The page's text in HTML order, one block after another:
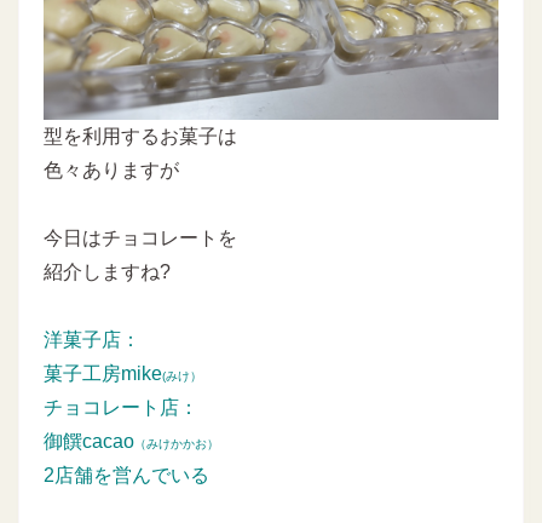
型を利用するお菓子は
色々ありますが
今日はチョコレートを
紹介しますね?
洋菓子店：
菓子工房mike(みけ）
チョコレート店：
御饌cacao （みけかかお）
2店舗を営んでいる